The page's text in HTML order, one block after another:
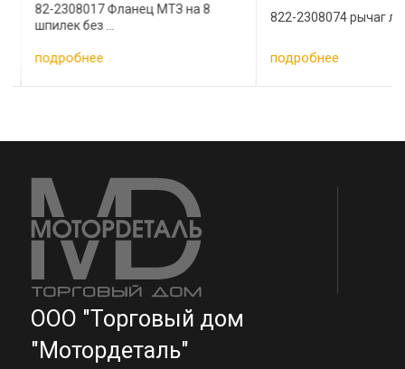
82-2308017 Фланец МТЗ на 8
шпилек без ...
подробнее
822-2308074 рычаг
подробнее
ООО "Торговый дом
"Мотордеталь"